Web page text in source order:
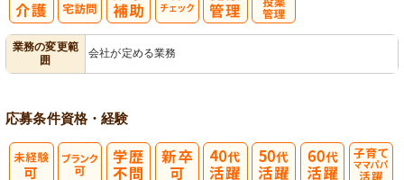
業務の変更範
囲
会社が定める業務
応募条件資格・経験